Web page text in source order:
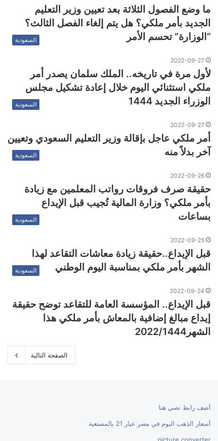
ما وضع الفصول الثلاثة بعد تعيين وزير التعليم
الجديد بأمر ملكي؟ هل يتم إلغاء الفصل الثالث؟
“الوزارة” تحسم الأمر
السعودية
2022-09-27
لأول مرة في تاريخه.. الملك سلمان يصدر أمر
ملكي استثنائي اليوم خلال إعادة تشكيل مجلس
الوزراء الجديد 1444
السعودية
2022-09-27
أمر ملكي عاجل بإقالة وزير التعليم السعودي وتعيين
آخر بدلاً منه
السعودية
2022-09-26
حقيقة صرف فروقات رواتب المعلمين مع زيادة
بأمر ملكي؟ وزارة المالية تُجيب قبل الإيداع
بساعات
السعودية
2022-09-25
قبل الإيداع..حقيقة زيادة معاشات التقاعد لهذا
الشهر بأمر ملكي بمناسبة اليوم الوطني
السعودية
2022-09-24
قبل الإيداع.. المؤسسة العامة للتقاعد توضح حقيقة
إيداع مبالغ إضافية بالمعاش بأمر ملكي هذا
الشهر2022/1444
الصفحة التالية
أضف رابط نصي هنا
أسعار الذهب اليوم في مصر عيار 21 بالمصنعية
picture converter